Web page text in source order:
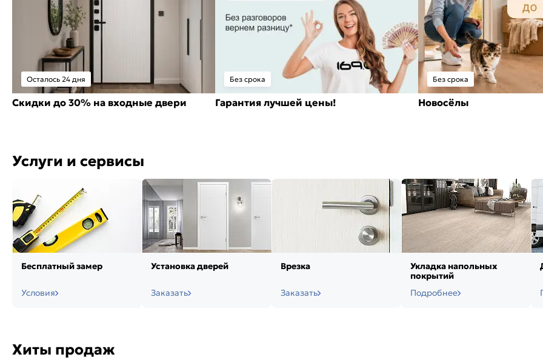
Осталось 24 дня
Скидки до 30% на входные двери
Без срока
Гарантия лучшей цены!
Без срока
Новосёлы
Услуги и сервисы
Бесплатный замер
Условия
Установка дверей
Заказать
Врезка
Заказать
Укладка напольных
покрытий
Подробнее
Хиты продаж